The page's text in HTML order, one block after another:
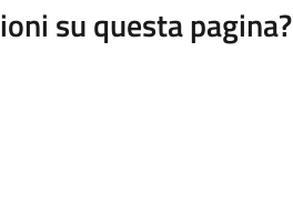
su questa pagina?